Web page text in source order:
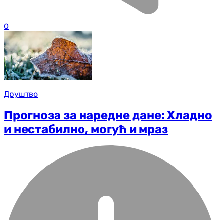
0
Друштво
Прогноза за наредне дане: Хладно
и нестабилно, могућ и мраз